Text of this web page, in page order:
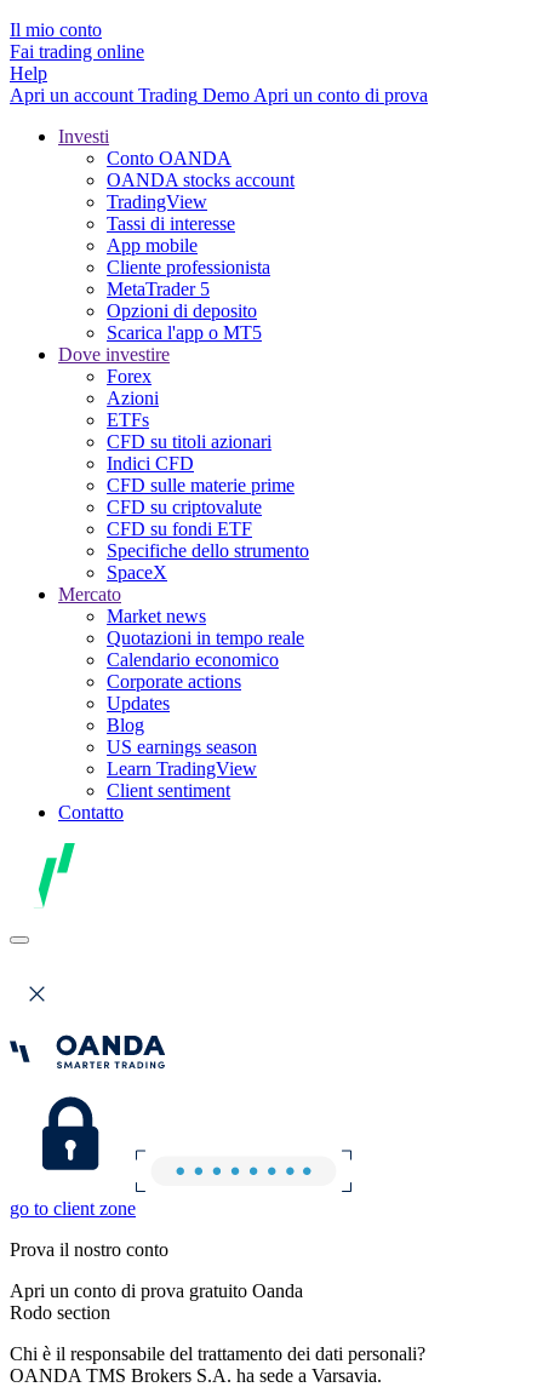
Il mio conto
Fai trading online
Help
Apri un account Trading Demo Apri un conto di prova
Investi
Conto OANDA
OANDA stocks account
TradingView
Tassi di interesse
App mobile
Cliente professionista
MetaTrader 5
Opzioni di deposito
Scarica l'app o MT5
Dove investire
Forex
Azioni
ETFs
CFD su titoli azionari
Indici CFD
CFD sulle materie prime
CFD su criptovalute
CFD su fondi ETF
Specifiche dello strumento
SpaceX
Mercato
Market news
Quotazioni in tempo reale
Calendario economico
Corporate actions
Updates
Blog
US earnings season
Learn TradingView
Client sentiment
Contatto
go to client zone
Prova il nostro conto
Apri un conto di prova gratuito Oanda
Rodo section
Chi è il responsabile del trattamento dei dati personali?
OANDA TMS Brokers S.A. ha sede a Varsavia.